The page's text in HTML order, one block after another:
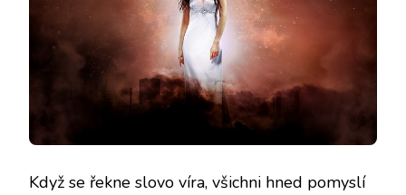
Když se řekne slovo víra, všichni hned pomyslí